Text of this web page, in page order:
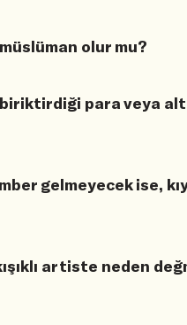
olur mu?
para veya
gelmeyecek ise,
artiste neden